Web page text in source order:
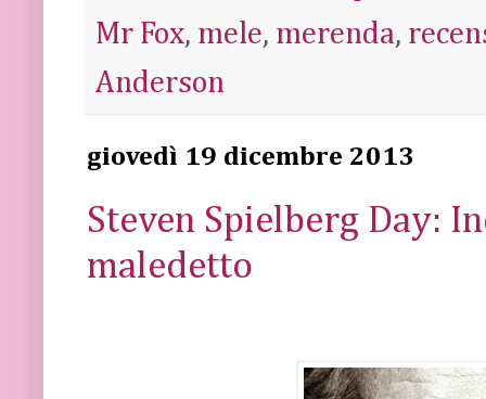
Mr Fox, mele, merenda,
Anderson
giovedì 19 dicembre 2013
Steven Spielberg Day:
maledetto